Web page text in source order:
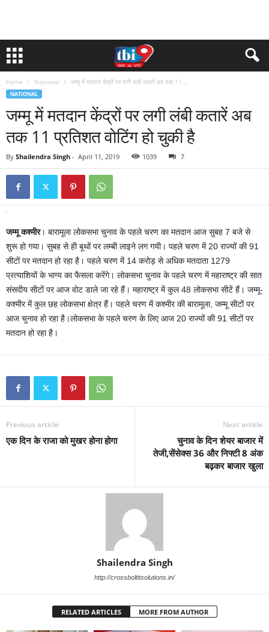
Home National जम्मू में मतदान केंद्रों पर लगी लंबी कतारें अब तक 11...
NATIONAL
जम्मू में मतदान केंद्रों पर लगी लंबी कतारें अब
तक 11 प्रतिशत वोटिंग हो चुकी है
By Shailendra Singh - April 11, 2019 1039 7
जम्मू कश्मीर। बारामूला लोकसभा चुनाव के पहले चरण का मतदान आज सुबह 7 बजे से
शुरू हो गया। सुबह से ही बूथों पर लम्बी लाइने लग गयी। पहले चरण में 20 राज्यों की 91
सीटों पर मतदान हो रहा है। पहले चरण में 14 करोड़ से अधिक मतदाता 1279
प्रत्याशियों के भाग्य का फैसला करेंगे। लोकसभा चुनाव के पहले चरण में महाराष्ट्र की सात
संसदीय सीटों पर आज वोट डाले जा रहे हैं। महाराष्ट्र में कुल 48 लोकसभा सीटें हैं। जम्मू-
कश्मीर में कुल छह लोकसभा क्षेत्र हैं। पहले चरण में कश्मीर की बारामूला, जम्मू सीटों पर
आज चुनाव हो रहा है।लोकसभा के पहले चरण के लिए आज 20 राज्यों की 91 सीटों पर
मतदान हो रहा है।
Previous article
एक दिन के राजा को मुखर होना होगा
Next article
चुनाव के दिन शेयर बाजार में
तेजी,सेंसेक्स 36 और निफ्टी 8 अंक
बढ़कर बाजार खुला
Shailendra Singh
http://crossboltitsolutions.in/
RELATED ARTICLES MORE FROM AUTHOR